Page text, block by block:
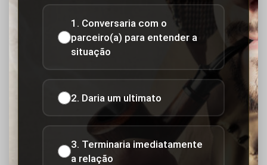
1. Conversaria com o
parceiro(a) para entender a
situação
2. Daria um ultimato
3. Terminaria imediatamente
a relação